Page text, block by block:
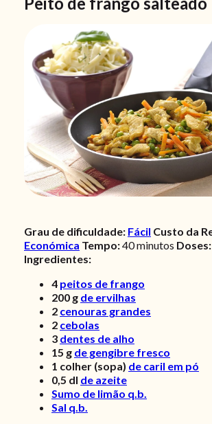
Grau de dificuldade: Fácil Custo da
Económica Tempo:40 minutos Doses:
Ingredientes:
4 peitos de frango
200 g de ervilhas
2 cenouras grandes
2 cebolas
3 dentes de alho
15 g de gengibre fresco
1 colher (sopa) de caril em pó
0,5 dl de azeite
Sumo de limão q.b.
Sal q.b.